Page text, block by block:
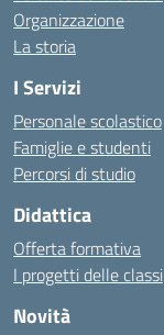
Organizzazione
La storia
I Servizi
Personale scolastico
Famiglie e studenti
Percorsi di studio
Didattica
Offerta formativa
I progetti delle classi
Novità